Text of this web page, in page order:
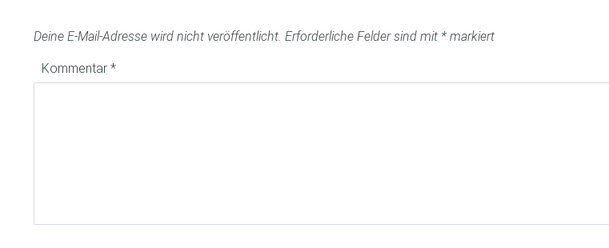
Deine E-Mail-Adresse wird nicht veröffentlicht. Erforderliche Felder sind mit * markiert
Kommentar *